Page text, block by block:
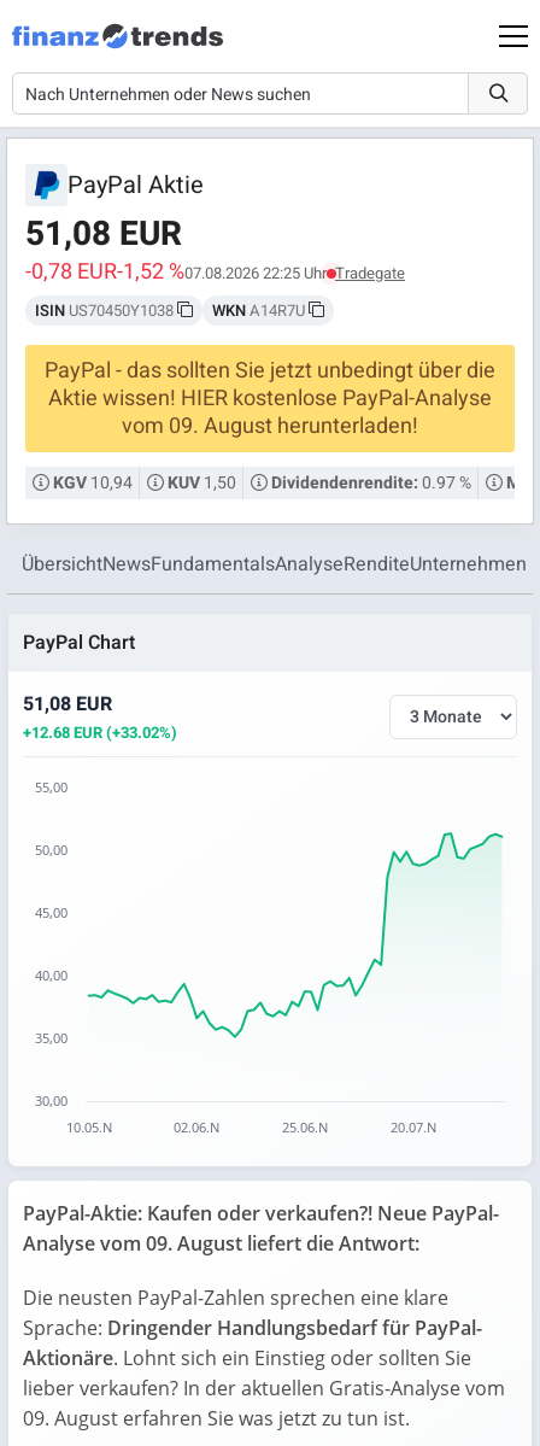
PayPal Aktie
51,08 EUR
-0,78 EUR-1,52 %07.08.2026 22:25 Uhr Tradegate
ISIN US70450Y1038 WKNA14R7U
PayPal - das sollten Sie jetzt unbedingt über die
Aktie wissen! HIER kostenlose PayPal-Analyse
vom 09. August herunterladen!
KGV10,94 KUV1,50 Dividendenrendite:0.97 %
ÜbersichtNewsFundamentalsAnalyseRenditeUnternehmen
PayPal Chart
51,08 EUR
+12.68 EUR (+33.02%)
The chart has 1 X axis displaying categories.
The chart has 1 Y axis displaying values. Data ranges from
10.05.N 02.06.N 25.06.N 20.07.N
30,00
35,00
40,00
45,00
50,00
55,00
PayPal-Aktie: Kaufen oder verkaufen?! Neue PayPal-
Analyse vom 09. August liefert die Antwort:
Die neusten PayPal-Zahlen sprechen eine klare
Sprache: Dringender Handlungsbedarf für PayPal-
Aktionäre. Lohnt sich ein Einstieg oder sollten Sie
lieber verkaufen? In der aktuellen Gratis-Analyse vom
09. August erfahren Sie was jetzt zu tun ist.